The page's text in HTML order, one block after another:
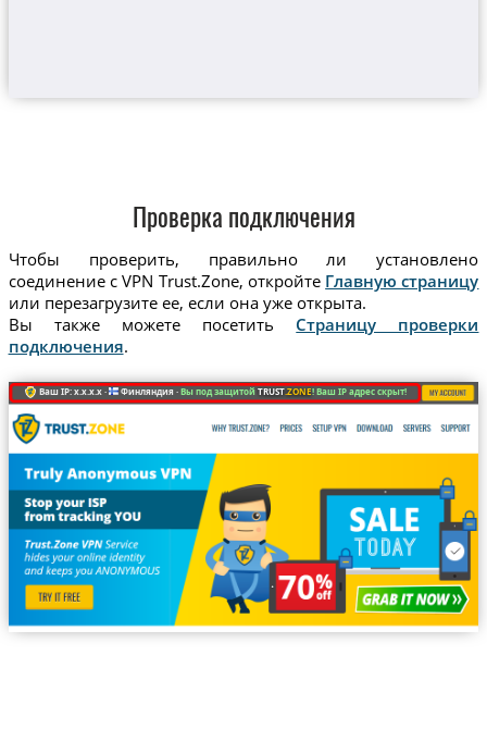
Проверка подключения
Чтобы проверить, правильно ли установлено
соединение с VPN Trust.Zone, откройте Главную страницу
или перезагрузите ее, если она уже открыта.
Вы также можете посетить Страницу проверки
подключения.
Ваш IP: x.x.x.x · Финляндия ·Вы под защитойTRUST.ZONE! Ваш IP адрес скрыт!